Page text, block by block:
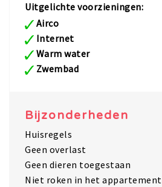
Uitgelichte voorzieningen:
Airco
Internet
Warm water
Zwembad
Bijzonderheden
Huisregels
Geen overlast
Geen dieren toegestaan
Niet roken in het appartement